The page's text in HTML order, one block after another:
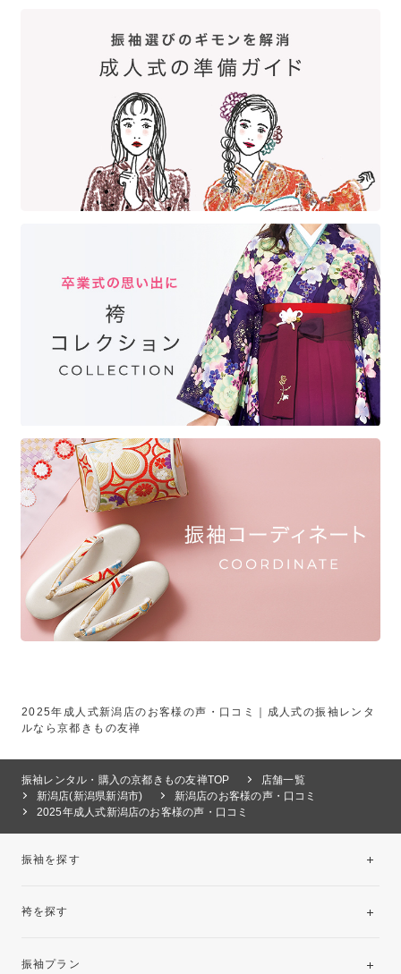
2025年成人式新潟店のお客様の声・口コミ｜成人式の振袖レンタ
ルなら京都きもの友禅
振袖レンタル・購入の京都きもの友禅TOP
店舗一覧
新潟店(新潟県新潟市)
新潟店のお客様の声・口コミ
2025年成人式新潟店のお客様の声・口コミ
振袖を探す
袴を探す
振袖プラン